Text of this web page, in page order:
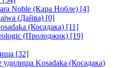
Noble (Кара Нобле) [4]
(Дайва) [0]
(Косадака) [11]
(Пролоджик) [19]
[32]
Kosadaka (Косадака)